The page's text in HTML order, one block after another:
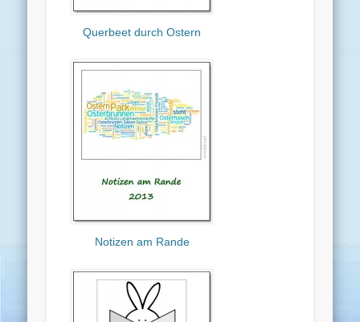
Querbeet durch Ostern
Notizen am Rande